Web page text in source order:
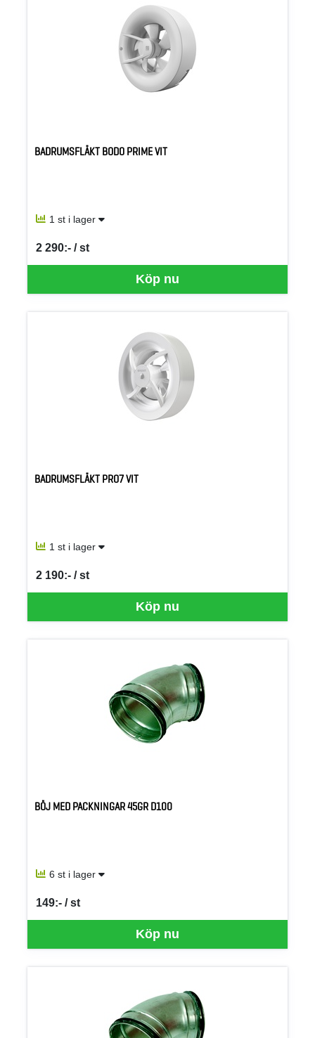
BADRUMSFLÄKT BODO PRIME VIT
1 st i lager
Köp nu
2 290:- / st
SEK per ST
BADRUMSFLÄKT PRO7 VIT
1 st i lager
Köp nu
2 190:- / st
SEK per ST
BÖJ MED PACKNINGAR 45GR D100
6 st i lager
Köp nu
149:- / st
SEK per ST